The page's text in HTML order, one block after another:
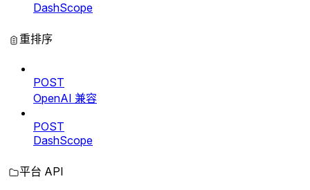
DashScope
重排序
POST
OpenAI 兼容
POST
DashScope
平台 API